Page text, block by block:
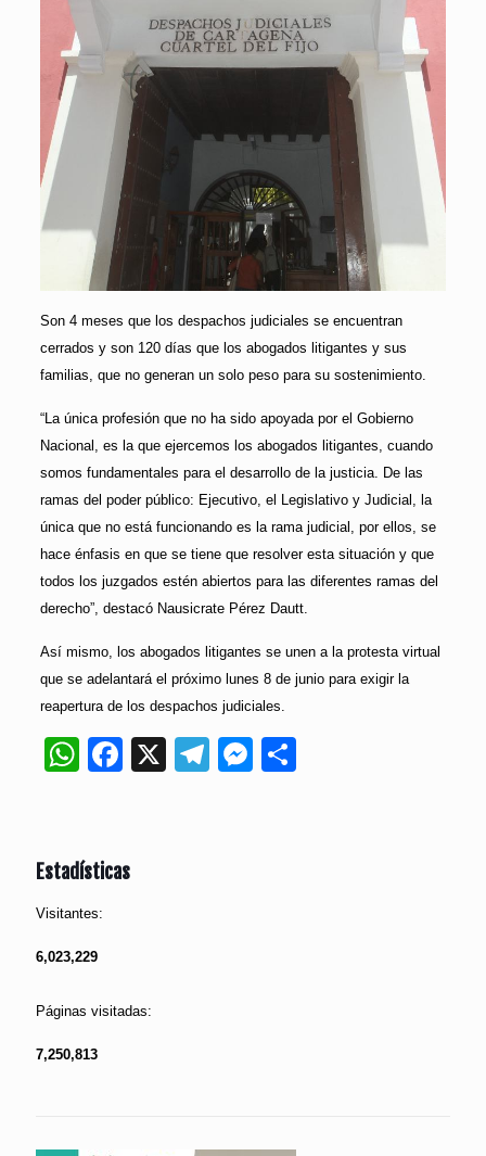
Son 4 meses que los despachos judiciales se encuentran
cerrados y son 120 días que los abogados litigantes y sus
familias, que no generan un solo peso para su sostenimiento.
“La única profesión que no ha sido apoyada por el Gobierno
Nacional, es la que ejercemos los abogados litigantes, cuando
somos fundamentales para el desarrollo de la justicia. De las
ramas del poder público: Ejecutivo, el Legislativo y Judicial, la
única que no está funcionando es la rama judicial, por ellos, se
hace énfasis en que se tiene que resolver esta situación y que
todos los juzgados estén abiertos para las diferentes ramas del
derecho”, destacó Nausicrate Pérez Dautt.
Así mismo, los abogados litigantes se unen a la protesta virtual
que se adelantará el próximo lunes 8 de junio para exigir la
reapertura de los despachos judiciales.
WhatsApp
Facebook
X Telegram
Messenger
Estadísticas
Visitantes:
6,023,229
Páginas visitadas:
7,250,813